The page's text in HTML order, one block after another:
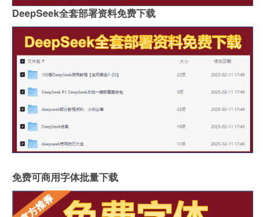
DeepSeek全套部署资料免费下载
免费可商用字体批量下载